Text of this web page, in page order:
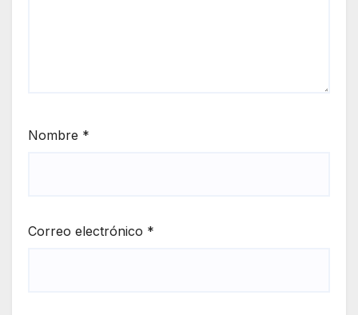
Nombre *
Correo electrónico *